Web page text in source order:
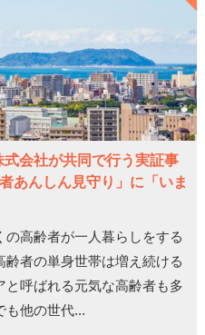
会社が共同で行う実証事
あんしん見守り」に「いま
高齢者が一人暮らしをする
者の単身世帯は増え続ける
と呼ばれる元気な高齢者も多
も他の世代...